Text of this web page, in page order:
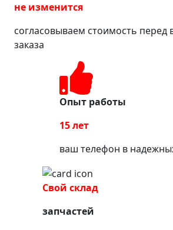
не изменится
согласовываем стоимость
заказа
Опыт работы
15 лет
ваш телефон в
Свой склад
запчастей